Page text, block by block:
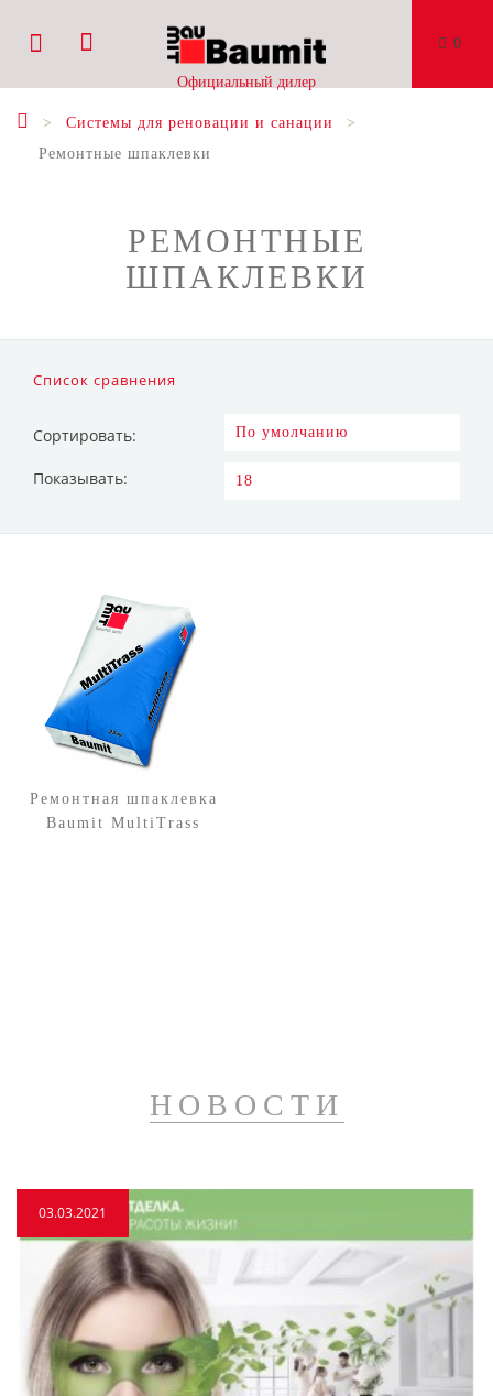
Официальный дилер
0
Системы для реновации и санации
Ремонтные шпаклевки
РЕМОНТНЫЕ
ШПАКЛЕВКИ
Список сравнения
Сортировать:
Показывать:
Ремонтная шпаклевка
Baumit MultiTrass
НОВОСТИ
03.03.2021